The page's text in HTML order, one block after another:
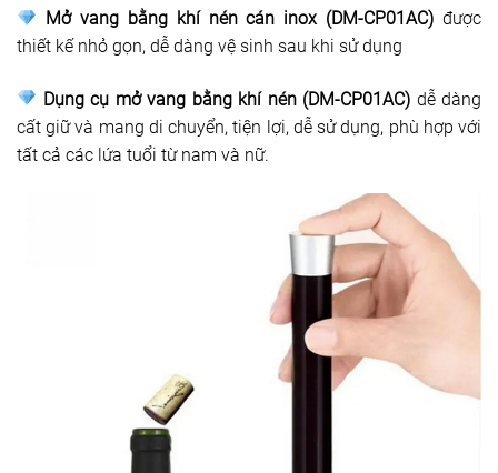
Mở vang bằng khí nén cán inox (DM-CP01AC) được
thiết kế nhỏ gọn, dễ dàng vệ sinh sau khi sử dụng
Dụng cụ mở vang bằng khí nén (DM-CP01AC) dễ dàng
cất giữ và mang di chuyển, tiện lợi, dễ sử dụng, phù hợp với
tất cả các lứa tuổi từ nam và nữ.